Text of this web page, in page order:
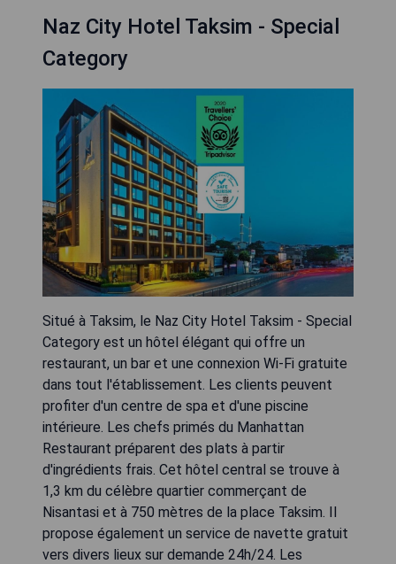
Naz City Hotel Taksim - Special
Category
Situé à Taksim, le Naz City Hotel Taksim - Special
Category est un hôtel élégant qui offre un
restaurant, un bar et une connexion Wi-Fi gratuite
dans tout l'établissement. Les clients peuvent
profiter d'un centre de spa et d'une piscine
intérieure. Les chefs primés du Manhattan
Restaurant préparent des plats à partir
d'ingrédients frais. Cet hôtel central se trouve à
1,3 km du célèbre quartier commerçant de
Nisantasi et à 750 mètres de la place Taksim. Il
propose également un service de navette gratuit
vers divers lieux sur demande 24h/24. Les